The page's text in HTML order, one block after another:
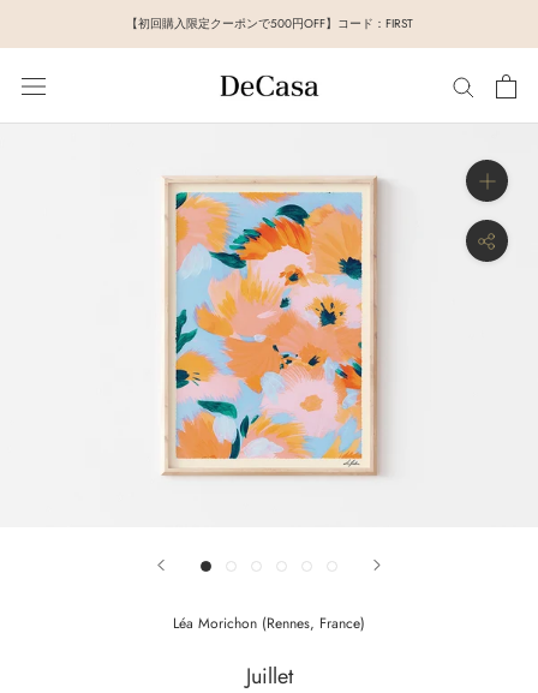
し
【初回購入限定クーポンで500円OFF】コード：FIRST
Léa Morichon (Rennes, France)
Juillet